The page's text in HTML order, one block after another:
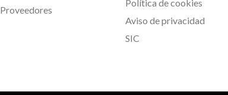
Proveedores
Política de cookies
Aviso de privacidad
SIC